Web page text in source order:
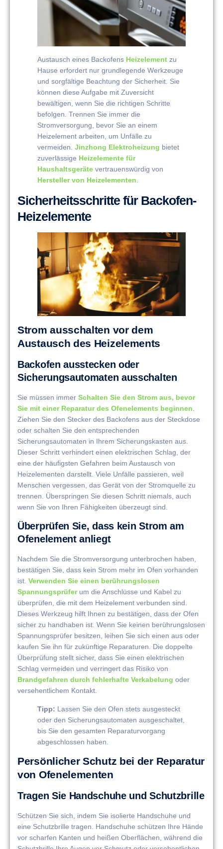
Austausch eines Backofens Heizelement zu
Hause erfordert nur grundlegende Werkzeuge
und sorgfältige Beachtung der Sicherheit. Sie
können diese Aufgabe mit Zuversicht
bewältigen, wenn Sie die richtigen Schritte
befolgen. Trennen Sie immer die
Stromversorgung, bevor Sie an einem
Heizelement arbeiten, um Unfälle zu
vermeiden. Jinzhong Elektroheizung bietet
zuverlässige Heizelemente für
Haushaltsgeräte vertrauenswürdig von
Hersteller von Heizelementen
Sicherheitsschritte für Backofen-
Heizelemente
Strom ausschalten vor dem
Austausch des Heizelements
Backofen ausstecken oder
Sicherungsautomaten ausschalten
Sie müssen immer Schalten Sie den Strom aus, bevor
Sie mit einer Reparatur des Ofenelements beginnen
Ziehen Sie den Stecker des Backofens aus der Steckdose
oder schalten Sie den entsprechenden
Sicherungsautomaten in Ihrem Sicherungskasten aus.
Dieser Schritt verhindert einen elektrischen Schlag, der
eine der häufigsten Gefahren beim Austausch von
Heizelementen darstellt. Viele Unfälle passieren, weil
Menschen vergessen, das Gerät von der Stromquelle zu
trennen. Überspringen Sie diesen Schritt niemals, auch
wenn Sie von Ihren Fähigkeiten überzeugt sind.
Überprüfen Sie, dass kein Strom am
Ofenelement anliegt
Nachdem Sie die Stromversorgung unterbrochen haben,
bestätigen Sie, dass kein Strom mehr im Ofen vorhanden
ist. Verwenden Sie einen berührungslosen
Spannungsprüferum die Anschlüsse und Kabel zu
überprüfen, die mit dem Heizelement verbunden sind.
Dieses Werkzeug hilft Ihnen zu bestätigen, dass der Ofen
sicher zu handhaben ist. Wenn Sie keinen berührungslosen
Spannungsprüfer besitzen, leihen Sie sich einen aus oder
kaufen Sie ihn für zukünftige Reparaturen. Die doppelte
Überprüfung stellt sicher, dass Sie einen elektrischen
Schlag vermeiden und verringert das Risiko von
Brandgefahren durch fehlerhafte Verkabelung oder
versehentlichem Kontakt.
Tipp: Lassen Sie den Ofen stets ausgesteckt
oder den Sicherungsautomaten ausgeschaltet,
bis Sie den gesamten Reparaturvorgang
abgeschlossen haben.
Persönlicher Schutz bei der Reparatur
von Ofenelementen
Tragen Sie Handschuhe und Schutzbrille
Schützen Sie sich, indem Sie isolierte Handschuhe und
eine Schutzbrille tragen. Handschuhe schützen Ihre Hände
vor scharfen Kanten und heißen Oberflächen, während die